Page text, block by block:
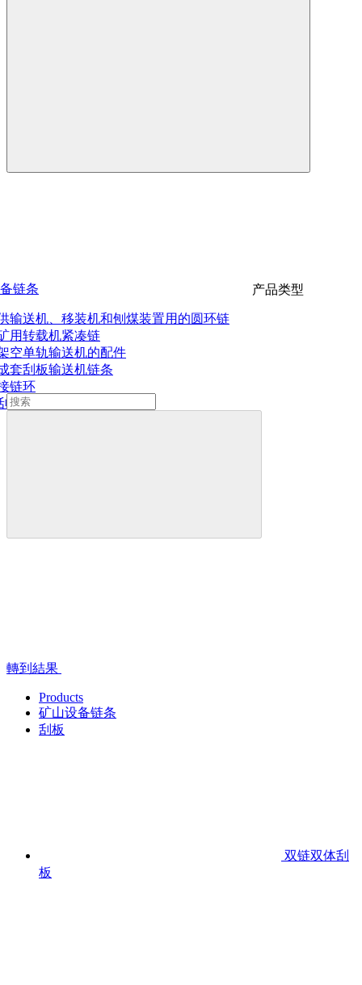
产品类型
链条
输送机、移装机和刨煤装置用的圆环链
用转载机紧凑链
空单轨输送机的配件
套刮板输送机链条
链环
板
轉到結果
Products
矿山设备链条
刮板
双链双体刮
板